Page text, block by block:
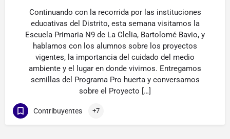
Continuando con la recorrida por las instituciones
educativas del Distrito, esta semana visitamos la
Escuela Primaria N9 de La Clelia, Bartolomé Bavio, y
hablamos con los alumnos sobre los proyectos
vigentes, la importancia del cuidado del medio
ambiente y el lugar en donde vivimos. Entregamos
semillas del Programa Pro huerta y conversamos
sobre el Proyecto […]
Contribuyentes +7